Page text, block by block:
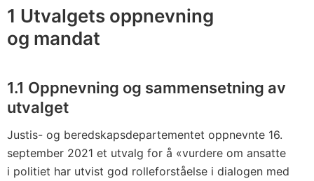
1 Utvalgets oppnevning
og mandat
1.1 Oppnevning og sammensetning av
utvalget
Justis- og beredskapsdepartementet oppnevnte 16.
september 2021 et utvalg for å «vurdere om ansatte
i politiet har utvist god rolleforståelse i dialogen med